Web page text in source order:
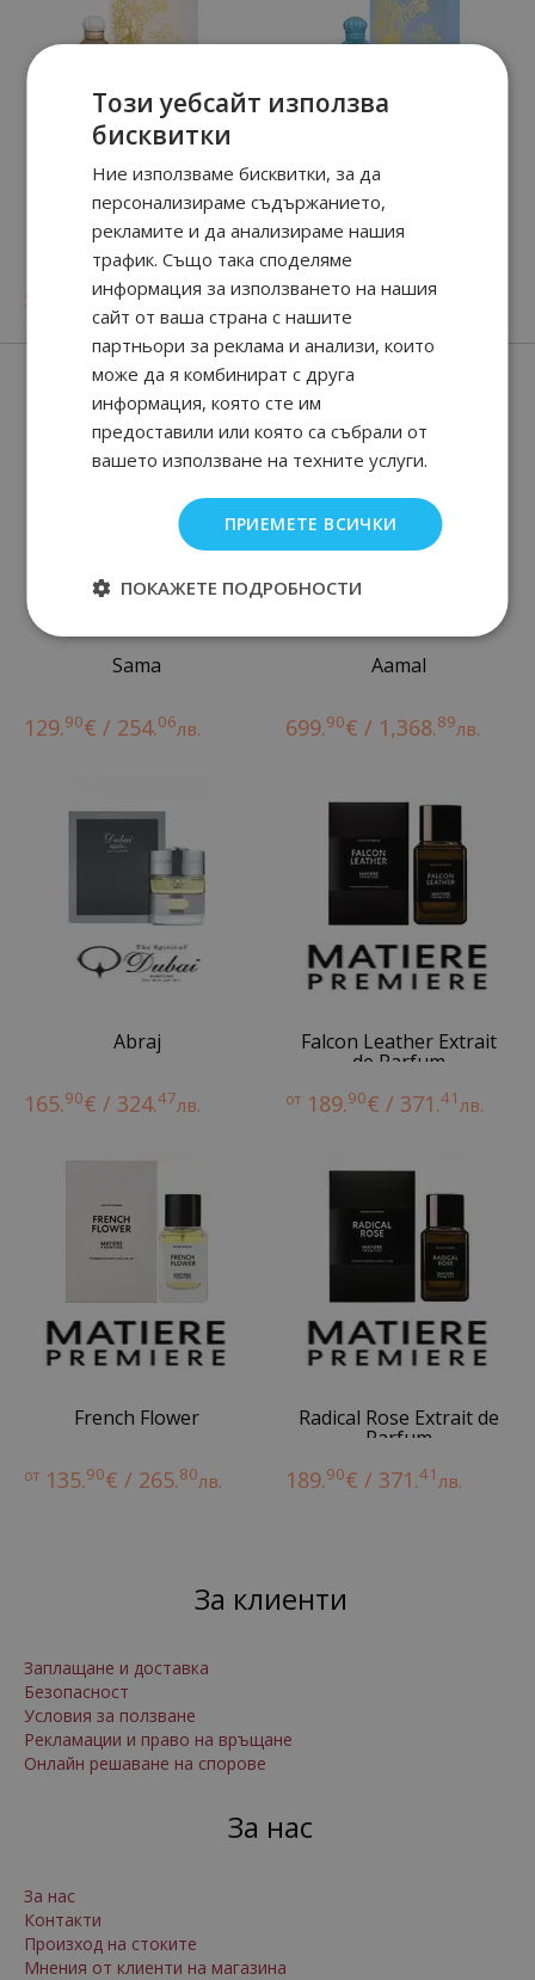
The Majestic Musk
€ / 165.89лв.
59. € / 117.15лв.
The Majestic Vanilla
84.82€ / 165.89лв.
Нови парфюми
Sama
129.90€ / 254.06лв.
Aamal
699.90€ / 1,368.89лв.
Abraj
165.90€ / 324.47лв.
Falcon Leather Extrait
de Parfum
от 189.90€ / 371.41лв.
French Flower
от 135.90€ / 265.80лв.
Radical Rose Extrait de
Parfum
189.90€ / 371.41лв.
За клиенти
Заплащане и доставка
Безопасност
Условия за ползване
Рекламации и право на връщане
Онлайн решаване на спорове
За нас
За нас
Контакти
Произход на стоките
Мнения от клиенти на магазина
Този уебсайт използва
бисквитки
Ние използваме бисквитки, за да
персонализираме съдържанието,
рекламите и да анализираме нашия
трафик. Също така споделяме
информация за използването на нашия
сайт от ваша страна с нашите
партньори за реклама и анализи, които
може да я комбинират с друга
информация, която сте им
предоставили или която са събрали от
вашето използване на техните услуги.
ПРИЕМЕТЕ ВСИЧКИ
ПОКАЖЕТЕ ПОДРОБНОСТИ